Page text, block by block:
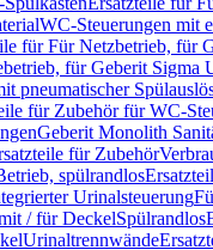
WC-Steuerungen mit
für Für Netzbetrieb, für
für Geberit Sigma
pneumatischer
für Zubehör für WC-
Geberit Monolith
für Zubehör
spülrandlos
Urinalsteuerung
/ für DeckelSpülrandlos
Urinaltrennwände